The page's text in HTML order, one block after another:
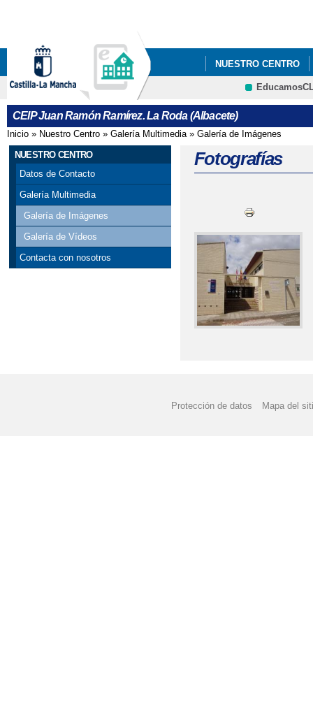
NUESTRO CENTRO
CEIP Juan Ramón Ramírez. La Roda (Albacete)
Se encuentra usted aquí
Inicio » Nuestro Centro » Galería Multimedia» Galería de Imágenes
NUESTRO CENTRO
Datos de Contacto
Galería Multimedia
Galería de Imágenes
Galería de Vídeos
Contacta con nosotros
Fotografías
Protección de datos Mapa del